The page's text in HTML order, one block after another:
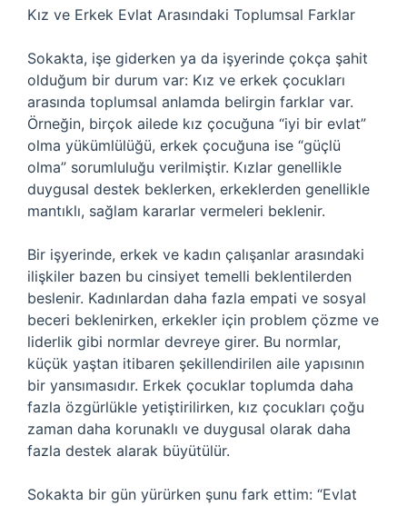
Kız ve Erkek Evlat Arasındaki Toplumsal Farklar
Sokakta, işe giderken ya da işyerinde çokça şahit
olduğum bir durum var: Kız ve erkek çocukları
arasında toplumsal anlamda belirgin farklar var.
Örneğin, birçok ailede kız çocuğuna “iyi bir evlat”
olma yükümlülüğü, erkek çocuğuna ise “güçlü
olma” sorumluluğu verilmiştir. Kızlar genellikle
duygusal destek beklerken, erkeklerden genellikle
mantıklı, sağlam kararlar vermeleri beklenir.
Bir işyerinde, erkek ve kadın çalışanlar arasındaki
ilişkiler bazen bu cinsiyet temelli beklentilerden
beslenir. Kadınlardan daha fazla empati ve sosyal
beceri beklenirken, erkekler için problem çözme ve
liderlik gibi normlar devreye girer. Bu normlar,
küçük yaştan itibaren şekillendirilen aile yapısının
bir yansımasıdır. Erkek çocuklar toplumda daha
fazla özgürlükle yetiştirilirken, kız çocukları çoğu
zaman daha korunaklı ve duygusal olarak daha
fazla destek alarak büyütülür.
Sokakta bir gün yürürken şunu fark ettim: “Evlat